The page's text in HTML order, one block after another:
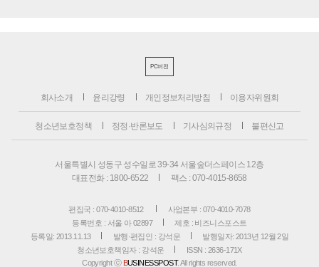
PC버전
회사소개 윤리강령 개인정보처리방침 이용자위원회
청소년보호정책 정정·반론보도 기사심의규정 불편신고
서울특별시 성동구 성수일로 39-34 서울숲더스페이스 12층
대표전화 : 1800-6522
팩스 : 070-4015-8658
편집국 : 070-4010-8512
사업본부 : 070-4010-7078
등록번호 : 서울 아 02897
제호 : 비즈니스포스트
등록일: 2013.11.13
발행·편집인 : 강석운
발행일자: 2013년 12월 2일
청소년보호책임자 : 강석운
ISSN : 2636-171X
Copyright ⓒ BUSINESSPOST. All rights reserved.